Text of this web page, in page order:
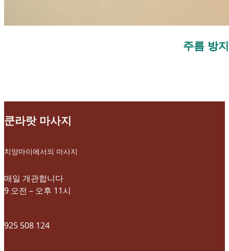
주름 방
쿤라랏 마사지
치앙마이에서의 마사지
매일 개관합니다
9 오전 – 오후 11시
925 508 124